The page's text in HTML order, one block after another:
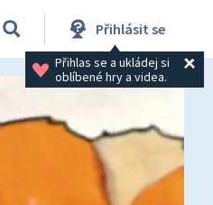
Přihlásit se
Přihlas se a ukládej si
oblíbené hry a videa.